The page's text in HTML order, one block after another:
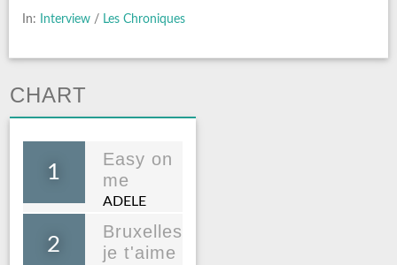
In: Interview / Les Chroniques
CHART
1
Easy on
me
ADELE
2
Bruxelles
je t'aime